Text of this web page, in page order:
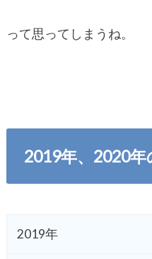
って思ってしまうね。
2019年、2020年
2019年